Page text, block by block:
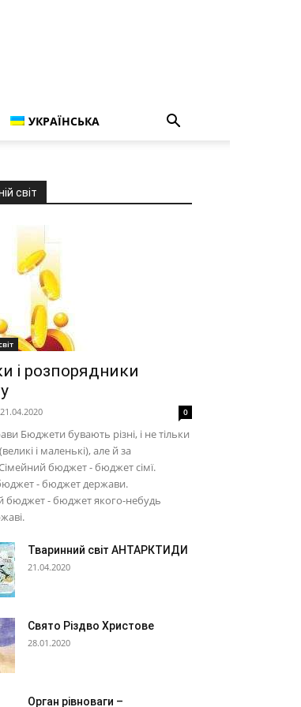
УКРАЇНСЬКА
світ
і розпорядники
21.04.2020 0
Бюджети бувають різні, і не тільки
і маленькі), але й за
бюджет - бюджет сімї.
- бюджет держави.
бюджет - бюджет якого-небудь
Тваринний світ АНТАРКТИДИ
21.04.2020
Свято Різдво Христове
28.01.2020
Орган рівноваги –